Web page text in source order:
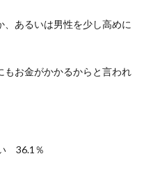
あるいは男性を少し高めに
もお金がかかるからと言われ
36.1％